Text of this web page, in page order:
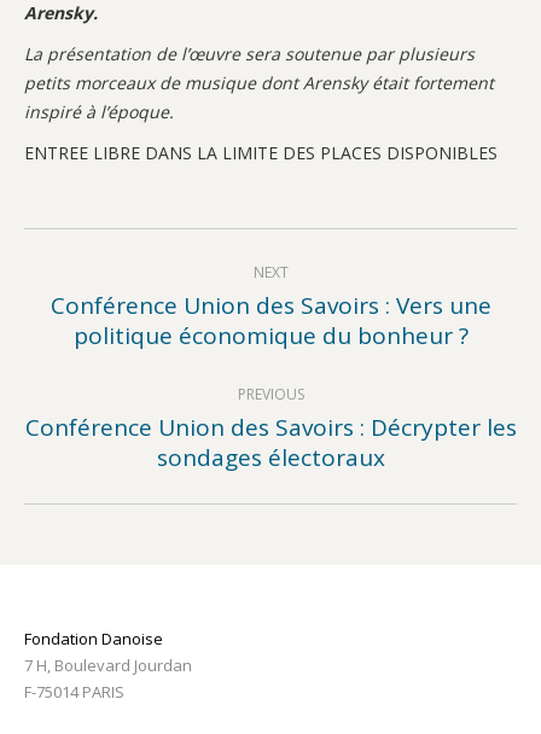
Arensky.
La présentation de l’œuvre sera soutenue par plusieurs
petits morceaux de musique dont Arensky était fortement
inspiré à l’époque.
ENTREE LIBRE DANS LA LIMITE DES PLACES DISPONIBLES
navigation
NEXT
Next
post:
Conférence Union des Savoirs : Vers une
politique économique du bonheur ?
PREVIOUS
Previous
post:
Conférence Union des Savoirs : Décrypter les
sondages électoraux
Fondation Danoise
7 H, Boulevard Jourdan
F-75014 PARIS